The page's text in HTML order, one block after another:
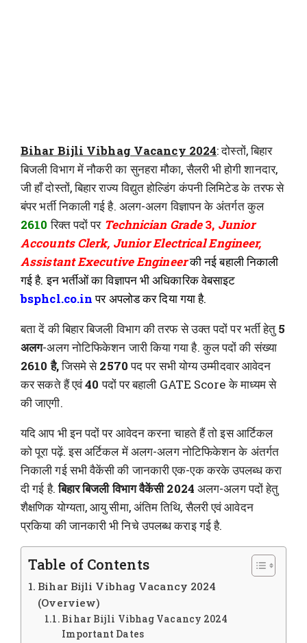
Bihar Bijli Vibhag Vacancy 2024: दोस्तों, बिहार
बिजली विभाग में नौकरी का सुनहरा मौका, सैलरी भी होगी शानदार,
जी हाँ दोस्तों, बिहार राज्य विद्युत होल्डिंग कंपनी लिमिटेड के तरफ से
बंपर भर्ती निकाली गई है. अलग-अलग विज्ञापन के अंतर्गत कुल
2610 रिक्त पदों पर Technician Grade3, Junior
Accounts Clerk, Junior Electrical Engineer,
Assistant Executive Engineerकी नई बहाली निकाली
गई है. इन भर्तीओं का विज्ञापन भी अधिकारिक वेबसाइट
bsphcl.co.inपर अपलोड कर दिया गया है.
बता दें की बिहार बिजली विभाग की तरफ से उक्त पदों पर भर्ती हेतु 5
अलग-अलग नोटिफिकेशन जारी किया गया है. कुल पदों की संख्या
2610 है,जिसमे से2570पद पर सभी योग्य उम्मीदवार आवेदन
कर सकते हैं एवं40 पदों पर बहाली GATE Score के माध्यम से
की जाएगी.
यदि आप भी इन पदों पर आवेदन करना चाहते हैं तो इस आर्टिकल
को पूरा पढ़ें. इस अर्टिकल में अलग-अलग नोटिफिकेशन के अंतर्गत
निकाली गई सभी वैकेंसी की जानकारी एक-एक करके उपलब्ध करा
दी गई है.बिहार बिजली विभाग वैकेंसी 2024 अलग-अलग पदों हेतु
शैक्षणिक योग्यता, आयु सीमा, अंतिम तिथि, सैलरी एवं आवेदन
प्रकिया की जानकारी भी निचे उपलब्ध कराइ गई है.
Table of Contents
Bihar Bijli Vibhag Vacancy 2024
(Overview)
Bihar Bijli Vibhag Vacancy 2024
Important Dates